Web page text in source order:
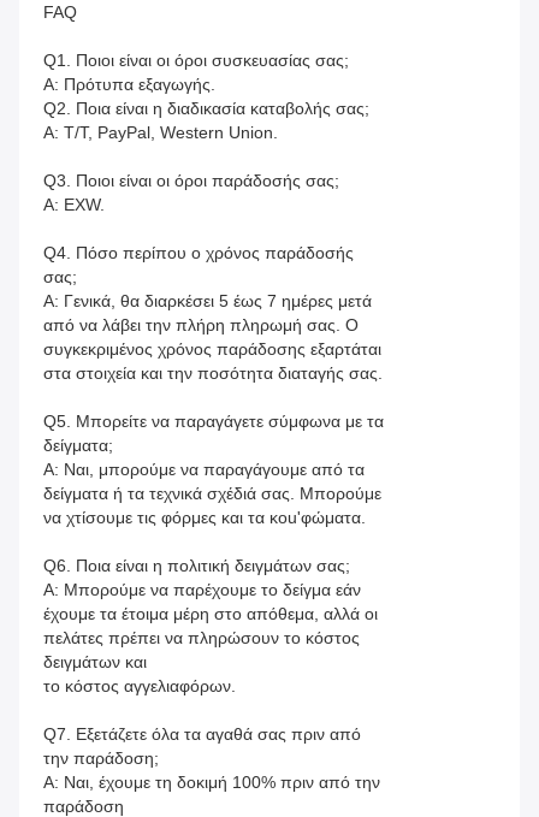
FAQ
Q1. Ποιοι είναι οι όροι συσκευασίας σας;
Α: Πρότυπα εξαγωγής.
Q2. Ποια είναι η διαδικασία καταβολής σας;
Α: T/T, PayPal, Western Union.
Q3. Ποιοι είναι οι όροι παράδοσής σας;
Α: EXW.
Q4. Πόσο περίπου ο χρόνος παράδοσής
σας;
Α: Γενικά, θα διαρκέσει 5 έως 7 ημέρες μετά
από να λάβει την πλήρη πληρωμή σας. Ο
συγκεκριμένος χρόνος παράδοσης εξαρτάται
στα στοιχεία και την ποσότητα διαταγής σας.
Q5. Μπορείτε να παραγάγετε σύμφωνα με τα
δείγματα;
Α: Ναι, μπορούμε να παραγάγουμε από τα
δείγματα ή τα τεχνικά σχέδιά σας. Μπορούμε
να χτίσουμε τις φόρμες και τα κοu'φώματα.
Q6. Ποια είναι η πολιτική δειγμάτων σας;
Α: Μπορούμε να παρέχουμε το δείγμα εάν
έχουμε τα έτοιμα μέρη στο απόθεμα, αλλά οι
πελάτες πρέπει να πληρώσουν το κόστος
δειγμάτων και
το κόστος αγγελιαφόρων.
Q7. Εξετάζετε όλα τα αγαθά σας πριν από
την παράδοση;
Α: Ναι, έχουμε τη δοκιμή 100% πριν από την
παράδοση